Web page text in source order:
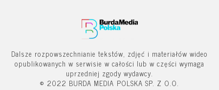
Dalsze rozpowszechnianie tekstów, zdjęć i materiałów wideo
opublikowanych w serwisie w całości lub w części wymaga
uprzedniej zgody wydawcy.
© 2022 BURDA MEDIA POLSKA SP. Z O.O.